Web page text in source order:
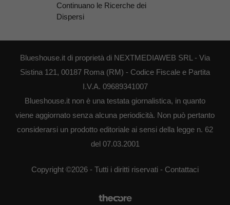
Continuano le Ricerche dei
Dispersi
Blueshouse.it di proprietà di NEXTMEDIAWEB SRL - Via
Sistina 121, 00187 Roma (RM) - Codice Fiscale e Partita
I.V.A. 09689341007
Blueshouse.it non è una testata giornalistica, in quanto
viene aggiornato senza alcuna periodicità. Non può pertanto
considerarsi un prodotto editoriale ai sensi della legge n. 62
del 07.03.2001
Copyright ©2026 - Tutti i diritti riservati - Contattaci